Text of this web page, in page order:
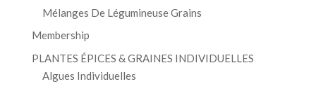
Mélanges De Légumineuse Grains
Membership
PLANTES ÉPICES & GRAINES INDIVIDUELLES
Algues Individuelles